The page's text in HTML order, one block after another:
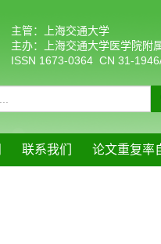
主管：上海交通大学
主办：上海交通大学医学院附
ISSN 1673-0364 CN 31-
联系我们 论文重复率